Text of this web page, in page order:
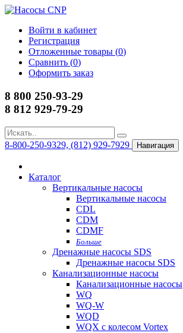
Войти в кабинет
Регистрация
Отложенные товары (0)
Сравнить (0)
Оформить заказ
8 800 250-93-29
8 812 929-79-29
8-800-250-9329, (812) 929-7929 Навигация
Каталог
Вертикальные насосы
Вертикальные насосы
CDL
CDM
CDMF
Больше
Дренажные насосы SDS
Дренажные насосы SDS
Канализационные насосы
Канализационные насосы
WQ
WQ-W
WQD
WQX с колесом Vortex